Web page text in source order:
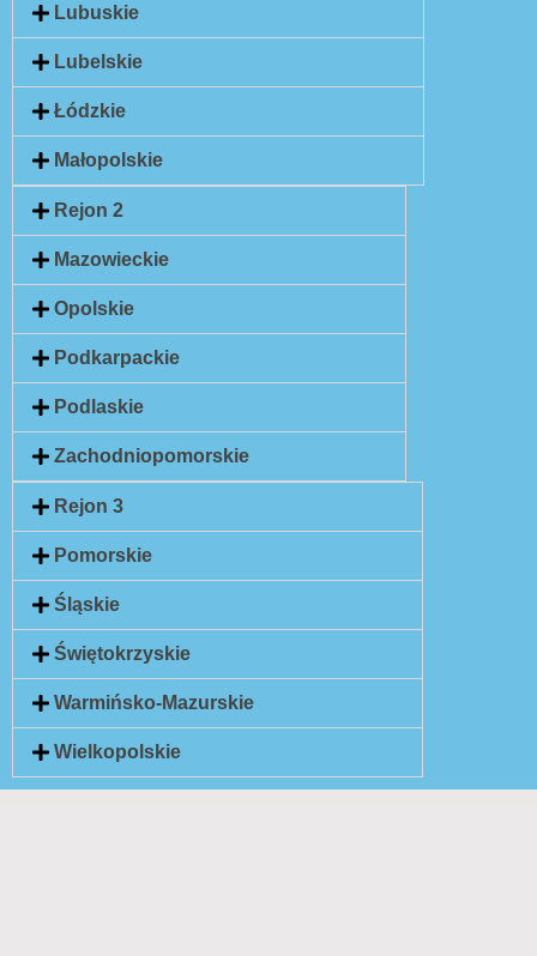
Rejon 3
Pomorskie
Śląskie
Świętokrzyskie
Warmińsko-Mazurskie
Wielkopolskie
Rejon 2
Mazowieckie
Opolskie
Podkarpackie
Podlaskie
Zachodniopomorskie
Lubuskie
Lubelskie
Łódzkie
Małopolskie